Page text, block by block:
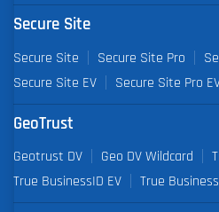
Secure Site
Secure Site Secure Site Pro
Secure Site EV
Secure Site Pro
GeoTrust
Geotrust DV Geo DV Wildcard
True BusinessID EV
True